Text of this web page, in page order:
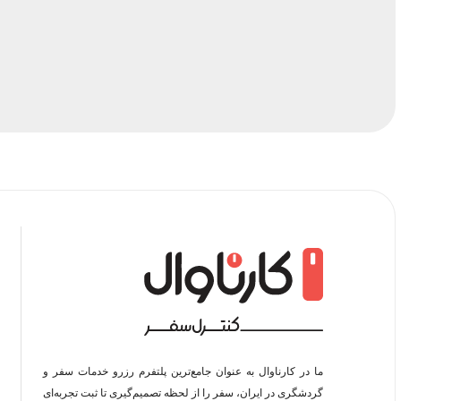
ما در کارناوال به عنوان جامع‌ترین پلتفرم رزرو خدمات سفر و
گردشگری در ایران، سفر را از لحظه‌ تصمیم‌گیری تا ثبت تجربه‌ای